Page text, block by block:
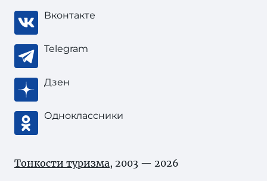
Вконтакте
Telegram
Дзен
Одноклассники
Тонкости туризма, 2003 — 2026